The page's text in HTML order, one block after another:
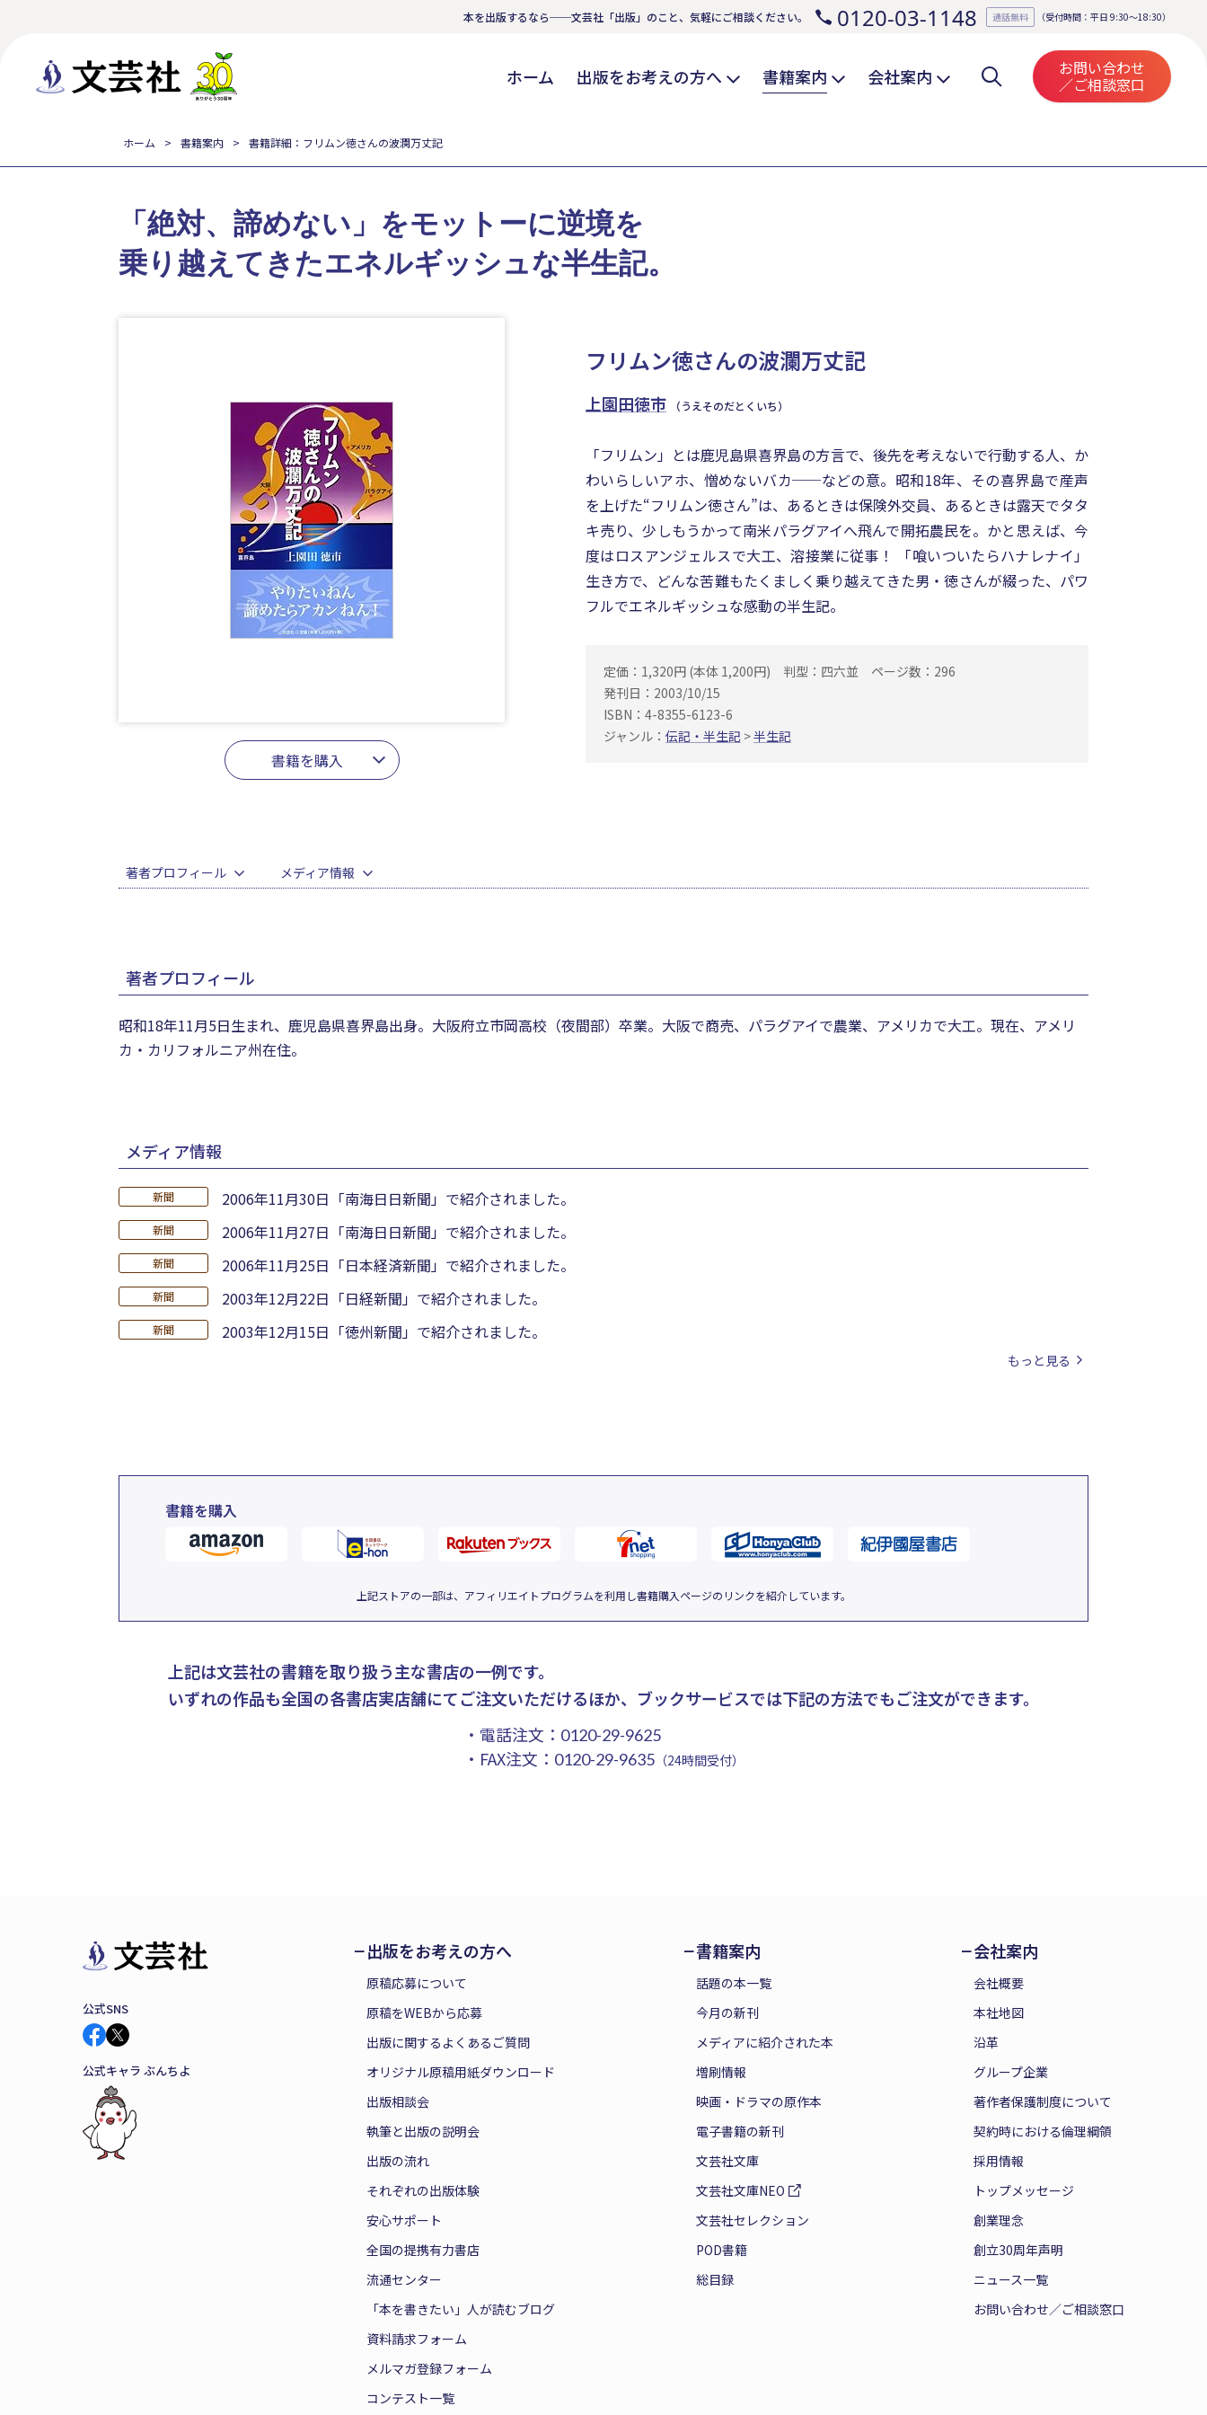
本を出版するなら──文芸社「出版」のこと、気軽にご相談ください。 0120-03-1148 通話無料 （受付時間：平日 9:30～18:30）
ホーム 出版をお考えの方へ 書籍案内 会社案内 お問い合わせ
／ご相談窓口
ホーム 書籍案内 書籍詳細：フリムン徳さんの波瀾万丈記
フリムン徳さんの波瀾万丈記
上園田徳市 （うえそのだとくいち）
書籍を購入
「絶対、諦めない」をモットーに逆境を
乗り越えてきたエネルギッシュな半生記。
「フリムン」とは鹿児島県喜界島の方言で、後先を考えないで行動する人、か
わいらしいアホ、憎めないバカ──などの意。昭和18年、その喜界島で産声
を上げた“フリムン徳さん”は、あるときは保険外交員、あるときは露天でタタ
キ売り、少しもうかって南米パラグアイへ飛んで開拓農民を。かと思えば、今
度はロスアンジェルスで大工、溶接業に従事！ 「喰いついたらハナレナイ」
生き方で、どんな苦難もたくましく乗り越えてきた男・徳さんが綴った、パワ
フルでエネルギッシュな感動の半生記。
定価：1,320円 (本体 1,200円) 判型：四六並
ページ数：296
発刊日：2003/10/15
ISBN：4-8355-6123-6
ジャンル： 伝記・半生記 >半生記
著者プロフィール メディア情報
著者プロフィール
昭和18年11月5日生まれ、鹿児島県喜界島出身。大阪府立市岡高校（夜間部）卒業。大阪で商売、パラグアイで農業、アメリカで大工。現在、アメリ
カ・カリフォルニア州在住。
メディア情報
新聞 2006年11月30日 「南海日日新聞」で紹介されました。
新聞 2006年11月27日 「南海日日新聞」で紹介されました。
新聞 2006年11月25日 「日本経済新聞」で紹介されました。
新聞 2003年12月22日 「日経新聞」で紹介されました。
新聞 2003年12月15日 「徳州新聞」で紹介されました。
もっと見る
書籍を購入
上記ストアの一部は、アフィリエイトプログラムを利用し書籍購入ページのリンクを紹介しています。
上記は文芸社の書籍を取り扱う主な書店の一例です。
いずれの作品も全国の各書店実店舗にてご注文いただけるほか、ブックサービスでは下記の方法でもご注文ができます。
・電話注文： 0120-29-9625
・FAX注文： 0120-29-9635（24時間受付）
公式SNS
公式キャラ ぶんちよ
出版をお考えの方へ
原稿応募について
原稿をWEBから応募
出版に関するよくあるご質問
オリジナル原稿用紙ダウンロード
出版相談会
執筆と出版の説明会
出版の流れ
それぞれの出版体験
安心サポート
全国の提携有力書店
流通センター
「本を書きたい」人が読むブログ
資料請求フォーム
メルマガ登録フォーム
コンテスト一覧
書籍案内
話題の本一覧
今月の新刊
メディアに紹介された本
増刷情報
映画・ドラマの原作本
電子書籍の新刊
文芸社文庫
文芸社文庫NEO
文芸社セレクション
POD書籍
総目録
会社案内
会社概要
本社地図
沿革
グループ企業
著作者保護制度について
契約時における倫理綱領
採用情報
トップメッセージ
創業理念
創立30周年声明
ニュース一覧
お問い合わせ／ご相談窓口